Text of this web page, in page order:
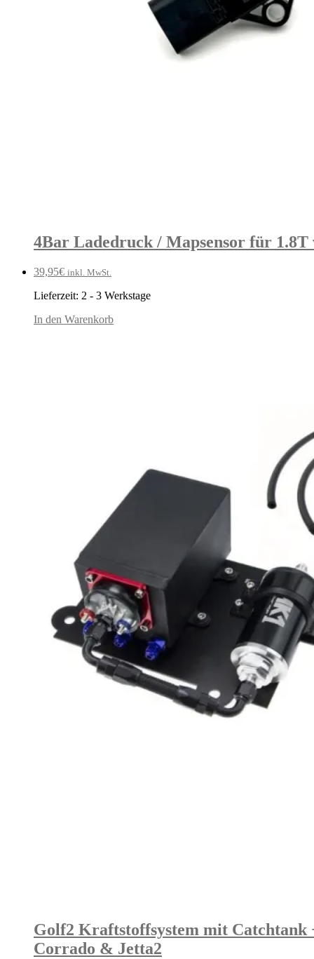
4Bar Ladedruck / Mapsensor für 1.8T
39,95€ inkl. MwSt.
Lieferzeit: 2 - 3 Werkstage
In den Warenkorb
Golf2 Kraftstoffsystem mit Catchtank
Corrado & Jetta2